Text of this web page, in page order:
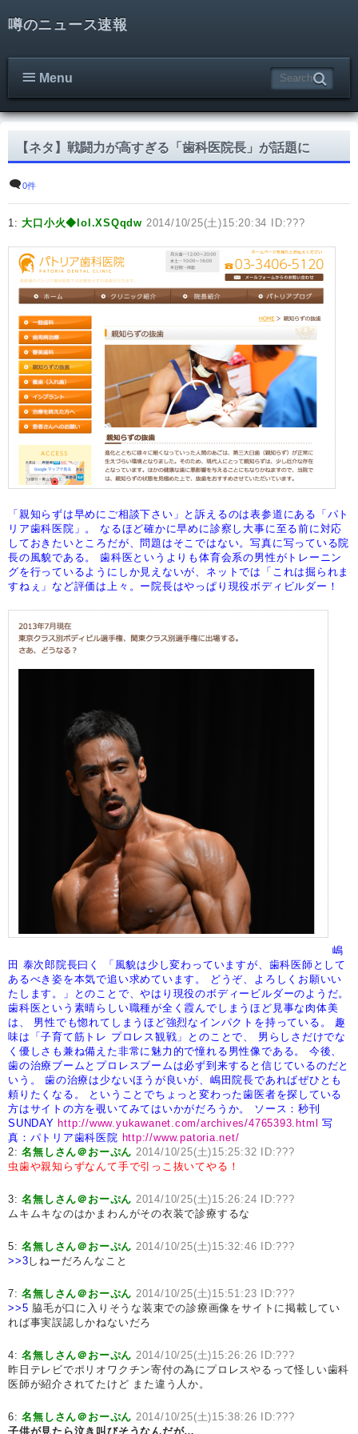
噂のニュース速報
Menu
【ネタ】戦闘力が高すぎる「歯科医院長」が話題に
0件
1:大口小火◆lol.XSQqdw 2014/10/25(土)15:20:34 ID:???
「親知らずは早めにご相談下さい」と訴えるのは表参道にある「パト
リア歯科医院」。
なるほど確かに早めに診察し大事に至る前に対応
しておきたいところだが、問題はそこではない。写真に写っている院
長の風貌である。
歯科医というよりも体育会系の男性がトレーニン
グを行っているようにしか見えないが、ネットでは「これは掘られま
すねぇ」など評価は上々。 ー院長はやっぱり現役ボディビルダー！
嶋
田 泰次郎院長曰く
「風貌は少し変わっていますが、歯科医師として
あるべき姿を本気で追い求めています。
どうぞ、よろしくお願いい
たします。」とのことで、やはり現役のボディービルダーのようだ。
歯科医という素晴らしい職種が全く霞んでしまうほど見事な肉体美
は、
男性でも惚れてしまうほど強烈なインパクトを持っている。
趣
味は「子育て筋トレ プロレス観戦」とのことで、
男らしさだけでな
く優しさも兼ね備えた非常に魅力的で憧れる男性像である。
今後、
歯の治療ブームとプロレスブームは必ず到来すると信じているのだと
いう。
歯の治療は少ないほうが良いが、嶋田院長であればぜひとも
頼りたくなる。
ということでちょっと変わった歯医者を探している
方はサイトの方を覗いてみてはいかがだろうか。
ソース：秒刊
SUNDAY http://www.yukawanet.com/archives/4765393.html
写
真：パトリア歯科医院 http://www.patoria.net/
2:名無しさん＠おーぷん 2014/10/25(土)15:25:32 ID:???
虫歯や親知らずなんて手で引っこ抜いてやる！
3:名無しさん＠おーぷん 2014/10/25(土)15:26:24 ID:???
ムキムキなのはかまわんがその衣装で診療するな
5:名無しさん＠おーぷん 2014/10/25(土)15:32:46 ID:???
>>3しねーだろんなこと
7:名無しさん＠おーぷん 2014/10/25(土)15:51:23 ID:???
>>5 脇毛が口に入りそうな装束での診療画像をサイトに掲載してい
れば事実誤認しかねないだろ
4:名無しさん＠おーぷん 2014/10/25(土)15:26:26 ID:???
昨日テレビでポリオワクチン寄付の為にプロレスやるって怪しい歯科
医師が紹介されてたけど また違う人か。
6:名無しさん＠おーぷん 2014/10/25(土)15:38:26 ID:???
子供が見たら泣き叫びそうなんだが…